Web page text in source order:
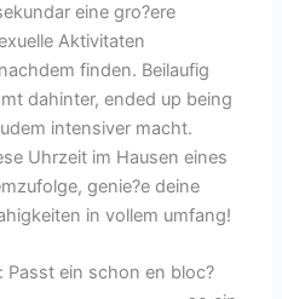
eine gro?ere
Aktivitaten
finden. Beilaufig
dahinter, ended up being
intensiver macht.
Uhrzeit im Hausen eines
genie?e deine
in vollem umfang!
Passt ein schon en bloc?